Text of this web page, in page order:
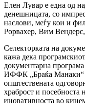
Елен Лувар е една од
денешницата, со
наслови, меѓу кои и
Рорвахер, Вим
Селекторката на
кажа дека
документарна
ИФФК „Браќа Манаки“
општествената
храброст и посебноста
иновативноста во